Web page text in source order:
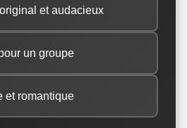
et audacieux
un groupe
et romantique